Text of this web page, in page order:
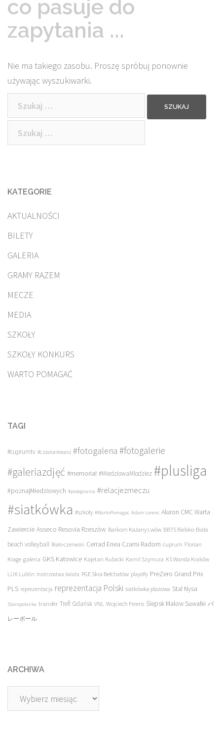
co pasuje do
zapytania ...
Nie ma takiego zasobu. Proszę spróbuj ponownie
używając wyszukiwarki.
Szukaj:
Szukaj:
KATEGORIE
AKTUALNOŚCI
BILETY
GALERIA
GRAMY RAZEM
MECZE
MEDIA
SZKOŁY
SZKOŁY KONKURS
WARTO POMAGAĆ
TAGI
#cuprumtv #czasnarewanż #fotogaleria #fotogalerie
#galeriazdjęć #memoriał #MiedziowaMlodziez #plusliga
#poznajMiedziowych #pożegnania #relacjezmeczu
#siatkówka #szkoły #WartoPomagac Adam Lorenc Aluron CMC Warta
Zawiercie Asseco Resovia Rzeszów Barkom Każany Lwów BBTS Bielsko-Biała
beach volleyball Biało-czerwoni Cerrad Enea Czarni Radom cuprum Florian
Krage galeria GKS Katowice Kajetan Kubicki Kamil Szymura KS Wanda Kraków
LUK Lublin mistrzostwa świata PGE Skra Bełchatów playoffy PreZero Grand Prix
PLS reprezentacja reprezentacja Polski siatkówka plażowa Stal Nysa
Staropolanka transfer Trefl Gdańsk VNL Wojciech Ferens Ślepsk Malow Suwałki バ
レーボール
ARCHIWA
Archiwa